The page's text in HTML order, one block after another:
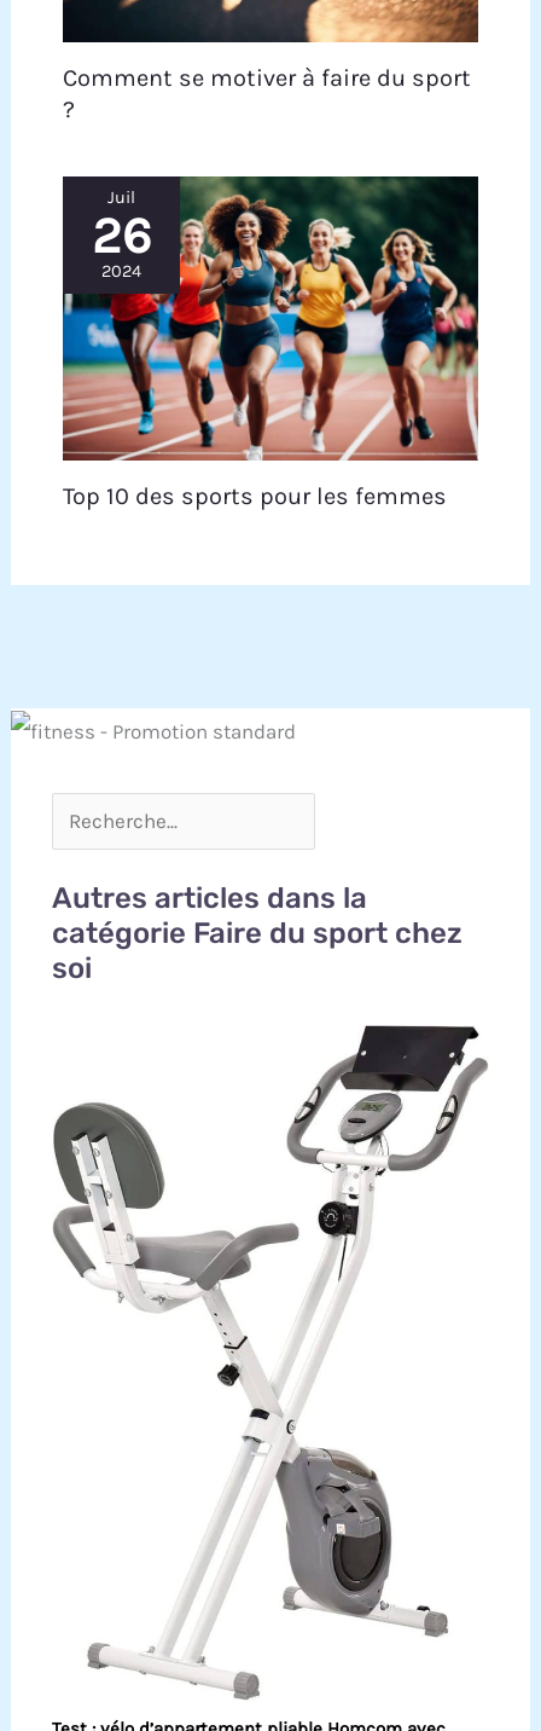
Comment se motiver à faire du sport
?
Juil
26
2024
Top 10 des sports pour les femmes
Autres articles dans la
catégorie Faire du sport chez
soi